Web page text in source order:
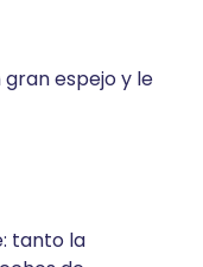
espejo y le
tanto la